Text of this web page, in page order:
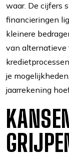
waar. De cijfers
financieringen
kleinere
van alternatieve
je
jaarrekening